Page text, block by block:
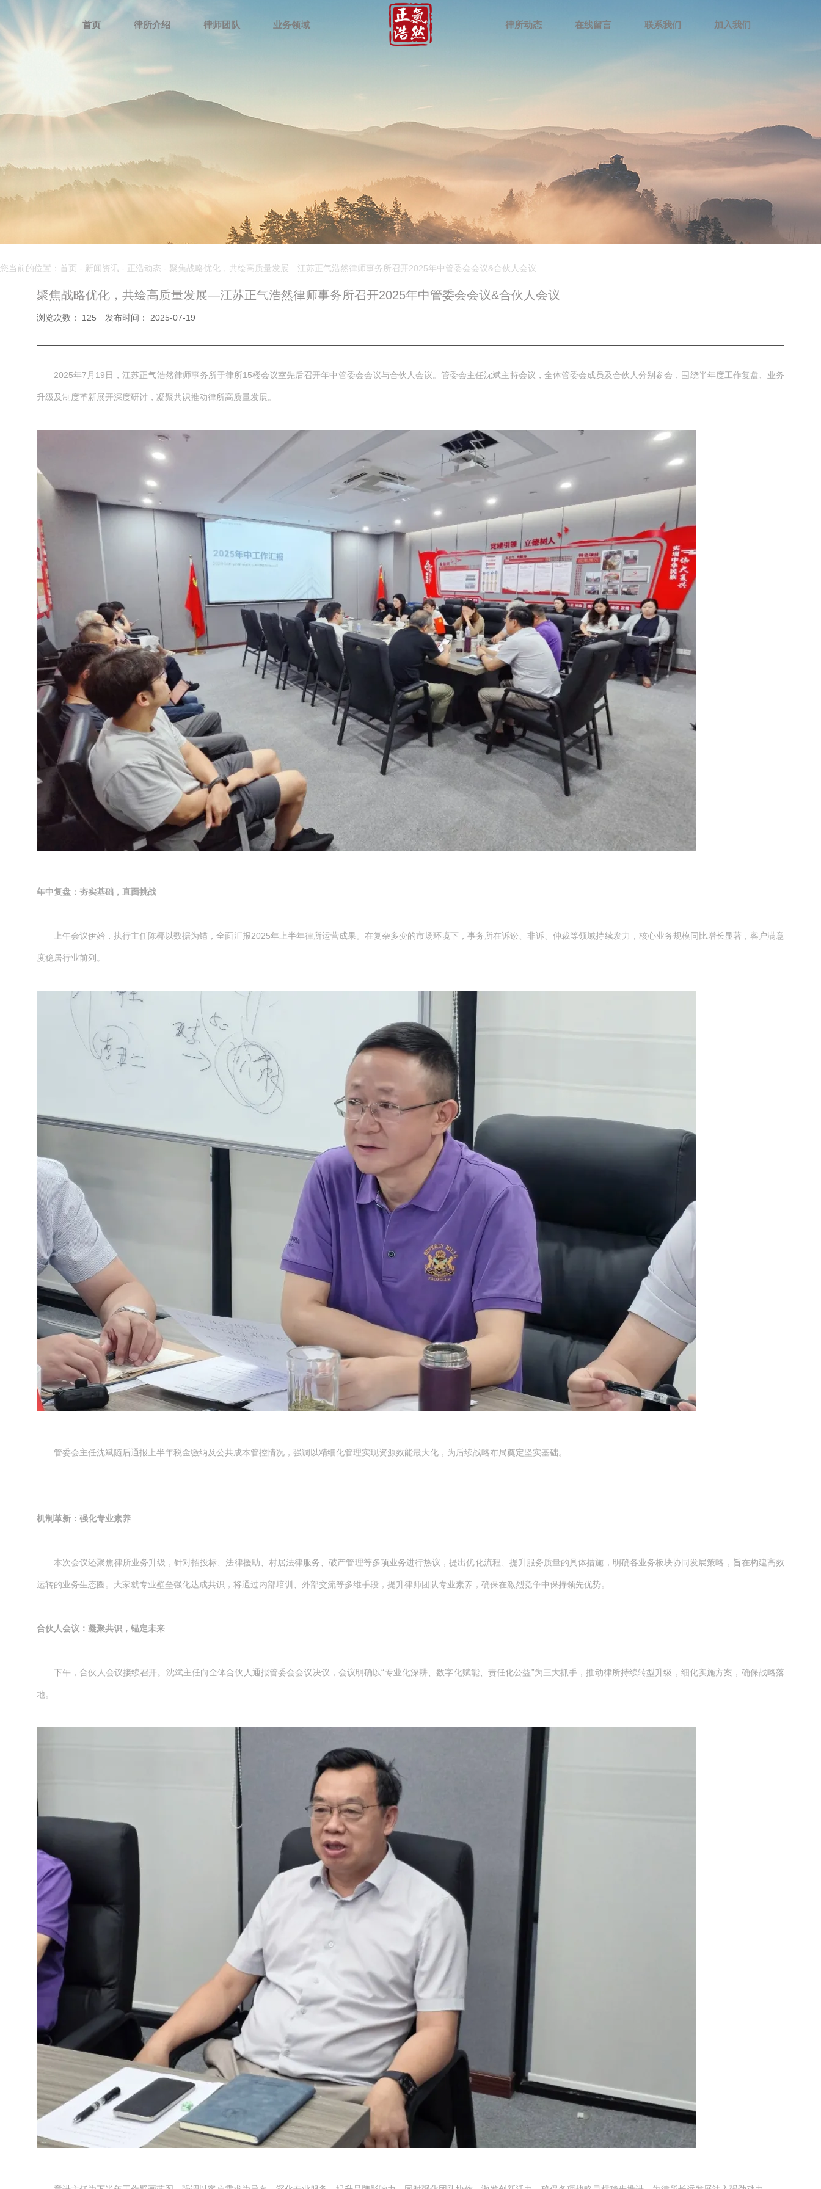
首页 律所介绍 律师团队 业务领域 律所动态 在线留言 联系我们 加入我们
您当前的位置：首页 - 新闻资讯 - 正浩动态 - 聚焦战略优化，共绘高质量发展—江苏正气浩然律师事务所召开2025年中管委会会议&合伙人会议
聚焦战略优化，共绘高质量发展—江苏正气浩然律师事务所召开2025年中管委会会议&合伙人会议
浏览次数： 125 发布时间： 2025-07-19
2025年7月19日，江苏正气浩然律师事务所于律所15楼会议室先后召开年中管委会会议与合伙人会议。管委会主任沈斌主持会议，全体管委会成员及合伙人分别参会，围绕半年度工作复盘、业务
升级及制度革新展开深度研讨，凝聚共识推动律所高质量发展。
年中复盘：夯实基础，直面挑战
上午会议伊始，执行主任陈椰以数据为锚，全面汇报2025年上半年律所运营成果。在复杂多变的市场环境下，事务所在诉讼、非诉、仲裁等领域持续发力，核心业务规模同比增长显著，客户满意
度稳居行业前列。
管委会主任沈斌随后通报上半年税金缴纳及公共成本管控情况，强调以精细化管理实现资源效能最大化，为后续战略布局奠定坚实基础。
机制革新：强化专业素养
本次会议还聚焦律所业务升级，针对招投标、法律援助、村居法律服务、破产管理等多项业务进行热议，提出优化流程、提升服务质量的具体措施，明确各业务板块协同发展策略，旨在构建高效
运转的业务生态圈。大家就专业壁垒强化达成共识，将通过内部培训、外部交流等多维手段，提升律师团队专业素养，确保在激烈竞争中保持领先优势。
合伙人会议：凝聚共识，锚定未来
下午，合伙人会议接续召开。沈斌主任向全体合伙人通报管委会会议决议，会议明确以“专业化深耕、数字化赋能、责任化公益”为三大抓手，推动律所持续转型升级，细化实施方案，确保战略落
地。